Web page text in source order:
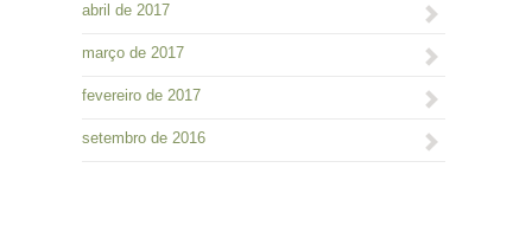
abril de 2017
março de 2017
fevereiro de 2017
setembro de 2016